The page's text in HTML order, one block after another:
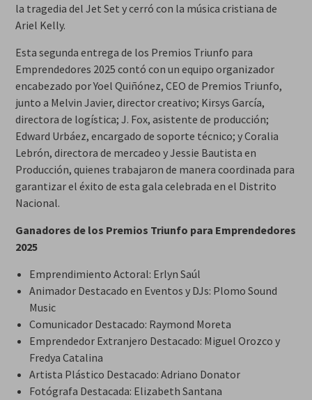
la tragedia del Jet Set y cerró con la música cristiana de
Ariel Kelly.
Esta segunda entrega de los Premios Triunfo para
Emprendedores 2025 contó con un equipo organizador
encabezado por Yoel Quiñónez, CEO de Premios Triunfo,
junto a Melvin Javier, director creativo; Kirsys García,
directora de logística; J. Fox, asistente de producción;
Edward Urbáez, encargado de soporte técnico; y Coralia
Lebrón, directora de mercadeo y Jessie Bautista en
Producción, quienes trabajaron de manera coordinada para
garantizar el éxito de esta gala celebrada en el Distrito
Nacional.
Ganadores de los Premios Triunfo para Emprendedores
2025
Emprendimiento Actoral: Erlyn Saúl
Animador Destacado en Eventos y DJs: Plomo Sound
Music
Comunicador Destacado: Raymond Moreta
Emprendedor Extranjero Destacado: Miguel Orozco y
Fredya Catalina
Artista Plástico Destacado: Adriano Donator
Fotógrafa Destacada: Elizabeth Santana